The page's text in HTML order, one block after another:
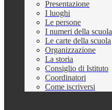
Presentazione
I luoghi
Le persone
I numeri della scuola
Le carte della scuola
Organizzazione
La storia
Consiglio di Istituto
Coordinatori
Come iscriversi